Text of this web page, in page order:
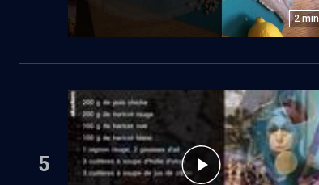
2 min
5